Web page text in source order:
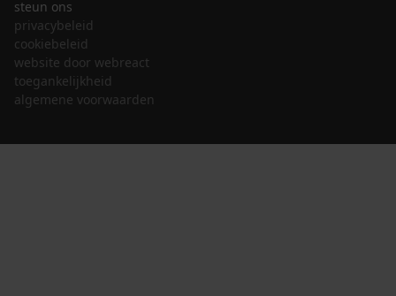
steun ons
privacybeleid
cookiebeleid
website door webreact
toegankelijkheid
algemene voorwaarden